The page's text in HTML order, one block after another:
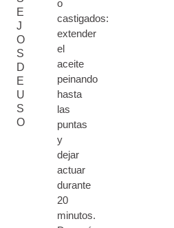
E
J
O
S
D
E
U
S
O
o
castigados:
extender
el
aceite
peinando
hasta
las
puntas
y
dejar
actuar
durante
20
minutos.